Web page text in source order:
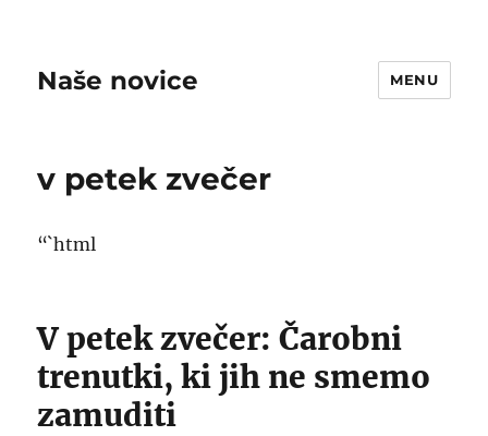
Naše novice MENU
v petek zvečer
“`html
V petek zvečer: Čarobni
trenutki, ki jih ne smemo
zamuditi